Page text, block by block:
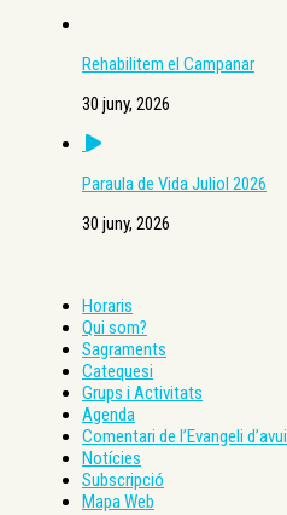
Rehabilitem el Campanar
30 juny, 2026
Paraula de Vida Juliol 2026
30 juny, 2026
Horaris
Qui som?
Sagraments
Catequesi
Grups i Activitats
Agenda
Comentari de l’Evangeli d’avui
Notícies
Subscripció
Mapa Web